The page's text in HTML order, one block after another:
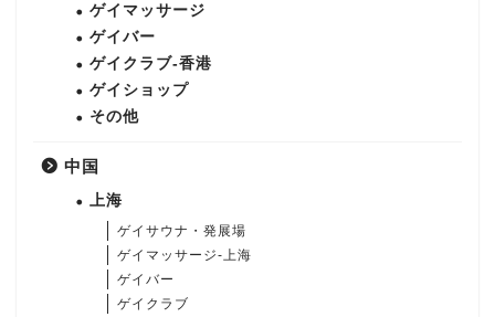
ゲイマッサージ
ゲイバー
ゲイクラブ-香港
ゲイショップ
その他
中国
上海
ゲイサウナ・発展場
ゲイマッサージ-上海
ゲイバー
ゲイクラブ